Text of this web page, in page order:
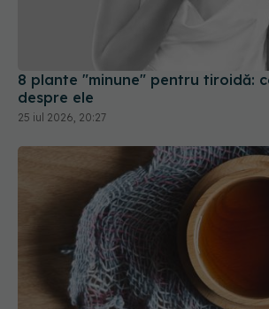
8 plante "minune" pentru tiroidă:
25 iul 2026, 20:27